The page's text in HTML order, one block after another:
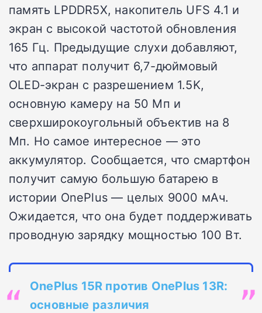
память LPDDR5X, накопитель UFS 4.1 и
экран с высокой частотой обновления
165 Гц. Предыдущие слухи добавляют,
что аппарат получит 6,7-дюймовый
OLED-экран с разрешением 1.5K,
основную камеру на 50 Мп и
сверхширокоугольный объектив на 8
Мп. Но самое интересное — это
аккумулятор. Сообщается, что смартфон
получит самую большую батарею в
истории OnePlus — целых 9000 мАч.
Ожидается, что она будет поддерживать
проводную зарядку мощностью 100 Вт.
OnePlus 15R против OnePlus 13R:
основные различия